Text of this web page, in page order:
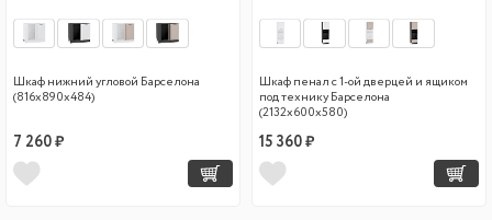
Шкаф нижний угловой Барселона
(816х890х484)
7 260 ₽
Шкаф пенал с 1-ой дверцей и ящиком
под технику Барселона
(2132х600х580)
15 360 ₽